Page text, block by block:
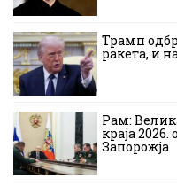
Трамп
ракета, и
Рам:
краја
Запорожја